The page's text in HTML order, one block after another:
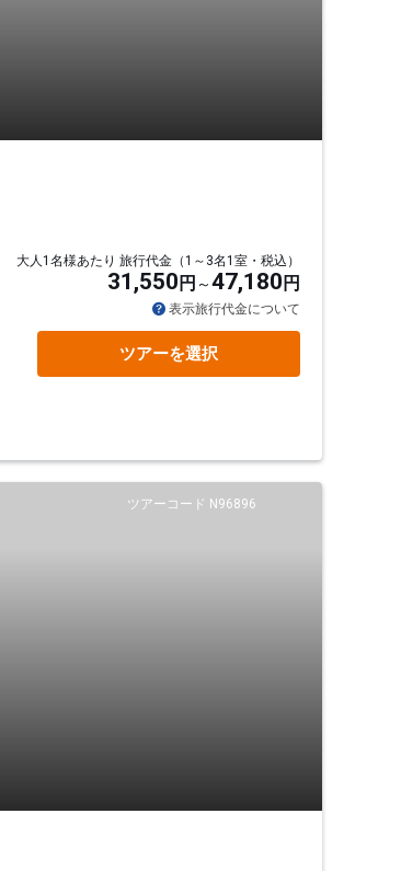
大人1名様あたり 旅行代金（1～3名1室・税込）
31,550 円 47,180 円
表示旅行代金について
ツアーを選択
ツアーコード N96896